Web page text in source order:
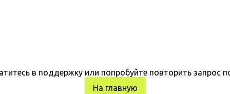
в поддержку или попробуйте повторить запрос
На главную